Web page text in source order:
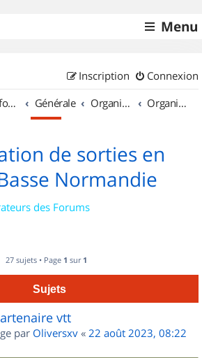
Menu
Connexion
Inscription
Accueil forum Générale Organisation de sorties & Recherche de partenaires Organisation de sorties en région Basse Normandie
de sorties en
Normandie
des Forums
27 sujets • Page 1 sur 1
Sujets
vtt
par Oliversxv « 22 août 2023, 08:22